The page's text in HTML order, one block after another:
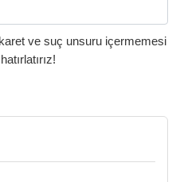
ve suç unsuru içermemesi